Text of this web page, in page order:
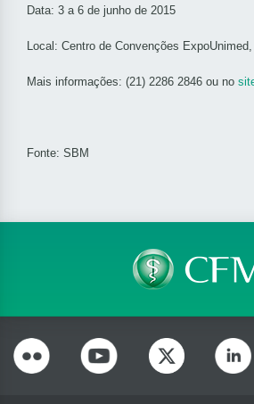
Data: 3 a 6 de junho de 2015
Local: Centro de Convenções
Mais informações: (21) 2286 2846 ou no
Fonte: SBM